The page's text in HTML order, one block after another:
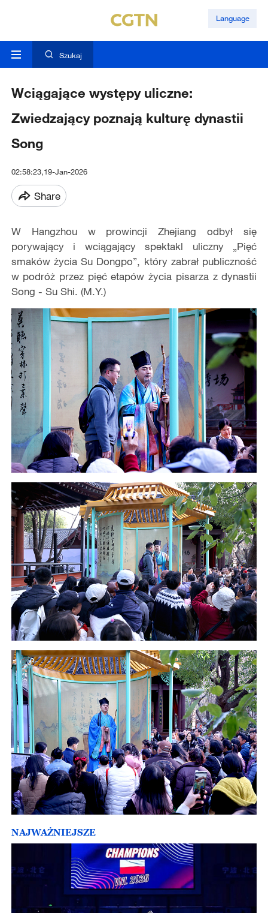
Language
Szukaj
Wciągające występy uliczne:
Zwiedzający poznają kulturę dynastii
Song
02:58:23,19-Jan-2026
Share
W Hangzhou w prowincji Zhejiang odbył się
porywający i wciągający spektakl uliczny „Pięć
smaków życia Su Dongpo”, który zabrał publiczność
w podróż przez pięć etapów życia pisarza z dynastii
Song - Su Shi. (M.Y.)
NAJWAŻNIEJSZE